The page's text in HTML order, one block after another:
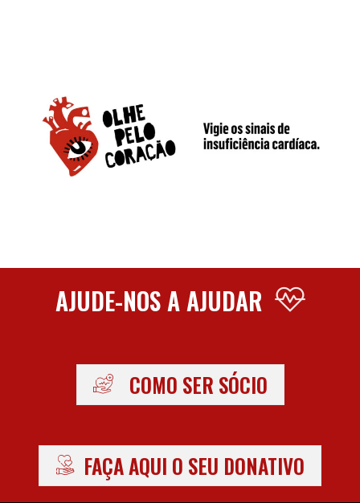
AJUDE-NOS A AJUDAR
COMO SER SÓCIO
FAÇA AQUI O SEU DONATIVO